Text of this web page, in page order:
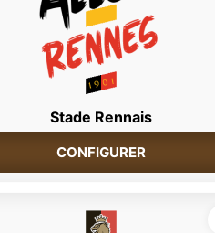
Stade Rennais
CONFIGURER